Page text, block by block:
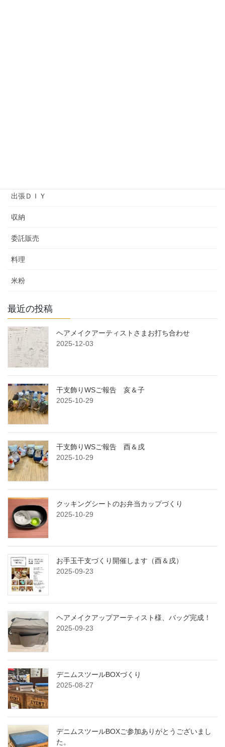
出張ＤＩＹ
収納
委託販売
料理
米粉
最近の投稿
ヘアメイクアーティストさまお打ち合わせ
2025-12-03
干支飾りWSご報告 亥＆子
2025-10-29
干支飾りWSご報告 酉＆戌
2025-10-29
クッキングシートのお弁当カップづくり
2025-10-29
お手玉干支づくり開催します（酉＆戌）
2025-09-23
ヘアメイクアップアーティスト様、バッグ完成！
2025-09-23
デニムスツールBOXづくり
2025-08-27
デニムスツールBOXご参加ありがとうございまし
た。